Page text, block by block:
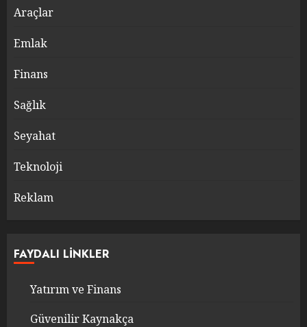
Araçlar
Emlak
Finans
Sağlık
Seyahat
Teknoloji
Reklam
FAYDALI LINKLER
Yatırım ve Finans
Güvenilir Kaynakça